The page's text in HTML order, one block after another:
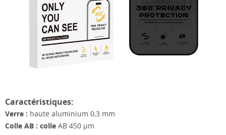
Caractéristiques:
Verre : haute aluminium 0,3 mm
Colle AB : colle AB 450 μm